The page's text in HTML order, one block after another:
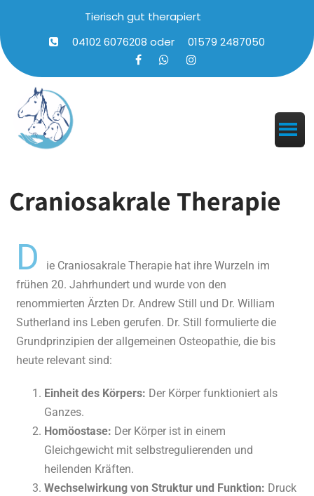
Tierisch gut therapiert
04102 6076208 oder 01579 2487050
Craniosakrale Therapie
D
ie Craniosakrale Therapie hat ihre Wurzeln im
frühen 20. Jahrhundert und wurde von den
renommierten Ärzten Dr. Andrew Still und Dr. William
Sutherland ins Leben gerufen. Dr. Still formulierte die
Grundprinzipien der allgemeinen Osteopathie, die bis
heute relevant sind:
Einheit des Körpers: Der Körper funktioniert als
Ganzes.
Homöostase: Der Körper ist in einem
Gleichgewicht mit selbstregulierenden und
heilenden Kräften.
Wechselwirkung von Struktur und Funktion: Druck